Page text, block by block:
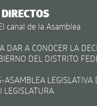
canal de la Asamblea
DAR A CONOCER LA
DEL DISTRITO
ASAMBLEA LEGISLATIVA
LEGISLATURA